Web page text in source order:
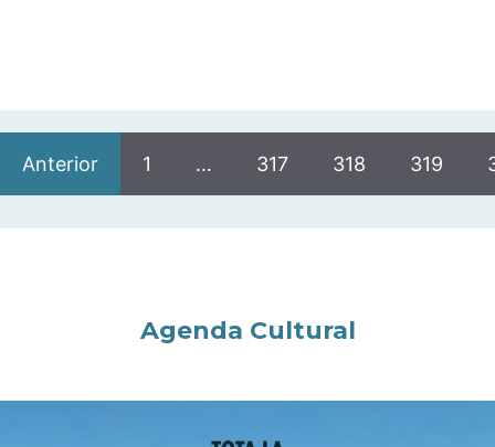
Anterior 1 … 317 318 319
Agenda Cultural